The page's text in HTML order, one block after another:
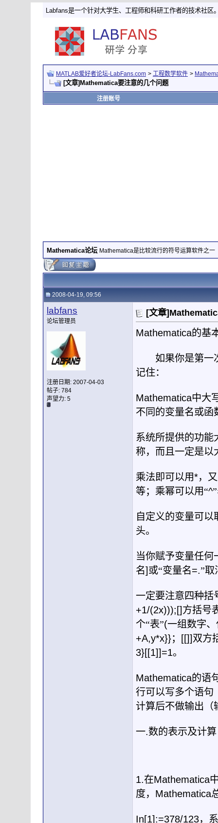
Labfans是一个针对大学生、工程师和科研工作者的技术社区
MATLAB爱好者论坛-LabFans.com > 工程数学软件 >
[文章]Mathematica要注意的几个问题
注册账号
Mathematica论坛 Mathematica是比较流行的符号运算软件之一
2008-04-19, 09:56
labfans
论坛管理员
注册日期: 2007-04-03
帖子: 784
声望力: 5
[文章
Mathematica的基
如果你是第一
记住：
Mathematica中大
不同的变量名或函
系统所提供的功能
称，而且一定是以
乘法即可以用*，
等；乘幂可以用“^
自定义的变量可
头。
当你赋予变量任何
名]或“变量名=.”取
一定要注意四种括
+1/(2x)));[]方括号
个“表”(一组数字
+A,y*x}}； [[]]双方
3}[[1]]=1。
Mathematica的语
行可以写多个语句
计算后不做输出（
一.数
1.在Mathematica
度， Mathematica
In[1]:=378/123，